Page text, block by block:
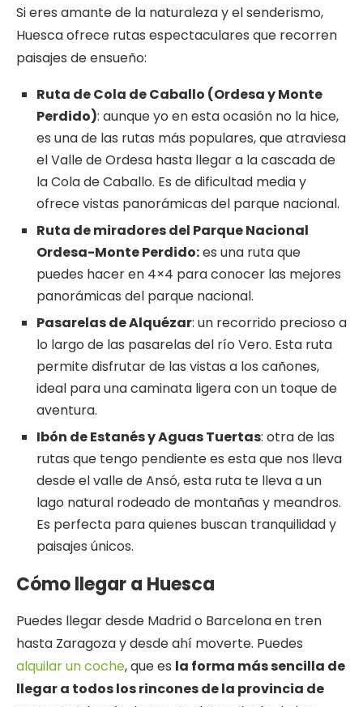
Si eres amante de la naturaleza y el senderismo,
Huesca ofrece rutas espectaculares que recorren
paisajes de ensueño:
Ruta de Cola de Caballo (Ordesa y Monte
Perdido): aunque yo en esta ocasión no la hice,
es una de las rutas más populares, que atraviesa
el Valle de Ordesa hasta llegar a la cascada de
la Cola de Caballo. Es de dificultad media y
ofrece vistas panorámicas del parque nacional​.
Ruta de miradores del Parque Nacional
Ordesa-Monte Perdido:es una ruta que
puedes hacer en 4×4 para conocer las mejores
panorámicas del parque nacional.
Pasarelas de Alquézar: un recorrido precioso a
lo largo de las pasarelas del río Vero. Esta ruta
permite disfrutar de las vistas a los cañones,
ideal para una caminata ligera con un toque de
aventura​.
Ibón de Estanés y Aguas Tuertas: otra de las
rutas que tengo pendiente es esta que nos lleva
desde el valle de Ansó, esta ruta te lleva a un
lago natural rodeado de montañas y meandros.
Es perfecta para quienes buscan tranquilidad y
paisajes únicos​.
Cómo llegar a Huesca
Puedes llegar desde Madrid o Barcelona en tren
hasta Zaragoza y desde ahí moverte. Puedes
alquilar un coche, que es la forma más sencilla de
llegar a todos los rincones de la provincia de